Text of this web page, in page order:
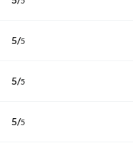
5/5
5/5
5/5